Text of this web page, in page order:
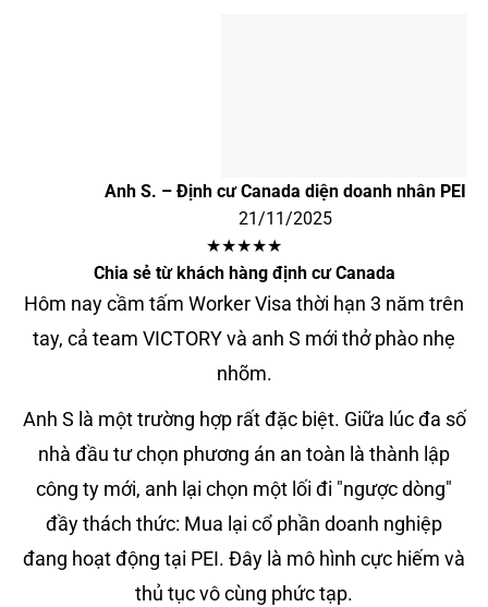
Anh S. – Định cư Canada diện doanh nhân PEI
21/11/2025
★★★★★
Chia sẻ từ khách hàng định cư Canada
Hôm nay cầm tấm Worker Visa thời hạn 3 năm trên
tay, cả team VICTORY và anh S mới thở phào nhẹ
nhõm.
Anh S là một trường hợp rất đặc biệt. Giữa lúc đa số
nhà đầu tư chọn phương án an toàn là thành lập
công ty mới, anh lại chọn một lối đi "ngược dòng"
đầy thách thức: Mua lại cổ phần doanh nghiệp
đang hoạt động tại PEI. Đây là mô hình cực hiếm và
thủ tục vô cùng phức tạp.